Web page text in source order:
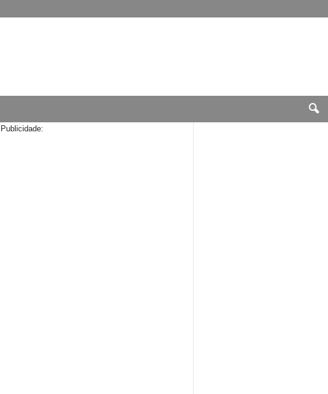
Publicidade: